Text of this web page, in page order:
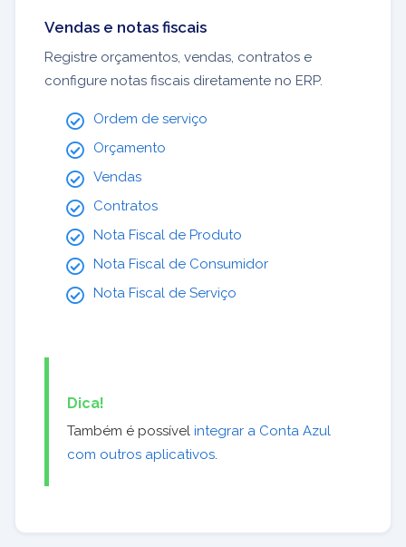
Vendas e notas fiscais
Registre orçamentos, vendas, contratos e
configure notas fiscais diretamente no ERP.
Ordem de serviço
Orçamento
Vendas
Contratos
Nota Fiscal de Produto
Nota Fiscal de Consumidor
Nota Fiscal de Serviço
Dica!
Também é possível integrar a Conta Azul
com outros aplicativos